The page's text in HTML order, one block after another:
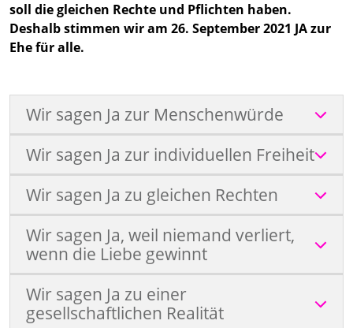
soll die gleichen Rechte und Pflichten haben.
Deshalb stimmen wir am 26. September 2021 JA zur
Ehe für alle.
Wir sagen Ja zur Menschenwürde
Wir sagen Ja zur individuellen Freiheit
Wir sagen Ja zu gleichen Rechten
Wir sagen Ja, weil niemand verliert,
wenn die Liebe gewinnt
Wir sagen Ja zu einer
gesellschaftlichen Realität